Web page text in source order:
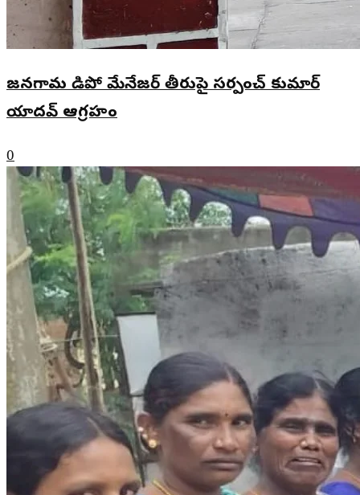
జనగామ డిపో మేనేజర్ తీరుపై సర్పంచ్ కుమార్
యాదవ్ ఆగ్రహం
0